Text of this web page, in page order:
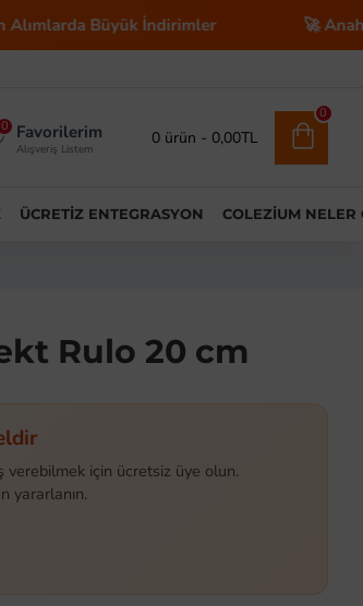
Büyük İndirimler 🚀 Anahtar
Favorilerim
Alışveriş Listem
0
0 ürün - 0,00TL
0
ÜCRETIZ ENTEGRASYON COLEZIUM NELER
Rulo 20 cm
verebilmek için ücretsiz üye olun.
yararlanın.